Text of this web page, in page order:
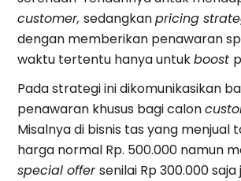
customer,sedangkanpricing
dengan memberikan penawaran
waktu tertentu hanya untukboost
Pada strategi ini dikomunikasikan
penawaran khusus bagi calon
Misalnya di bisnis tas yang menjual
harga normal Rp. 500.000 namun
special offersenilai Rp 300.000 saja